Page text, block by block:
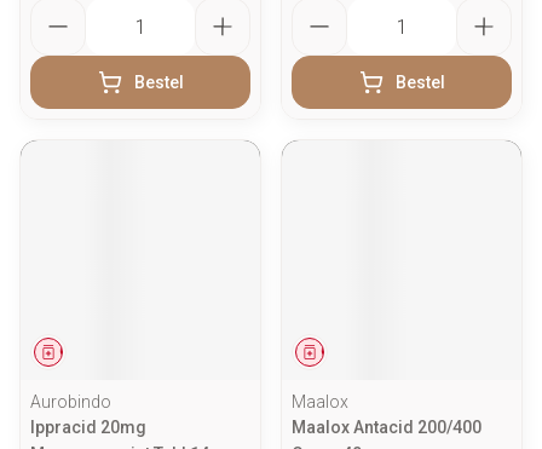
Bestel Bestel
Geneesmiddel
Aurobindo
Ippracid 20mg
Geneesmiddel
Maalox
Maalox Antacid 200/400